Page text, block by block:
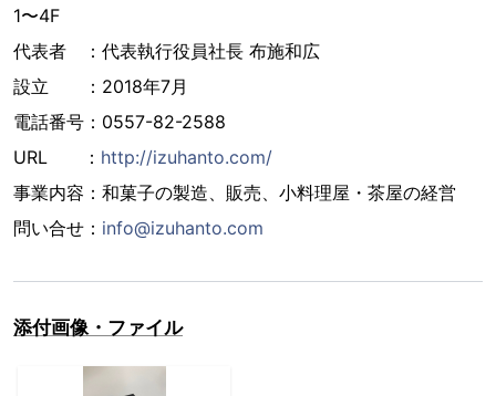
1〜4F
代表者 ：代表執行役員社長 布施和広
設立 ：2018年7月
電話番号：0557-82-2588
URL ： http://izuhanto.com/
事業内容：和菓子の製造、販売、小料理屋・茶屋の経営
問い合せ： info@izuhanto.com
添付画像・ファイル